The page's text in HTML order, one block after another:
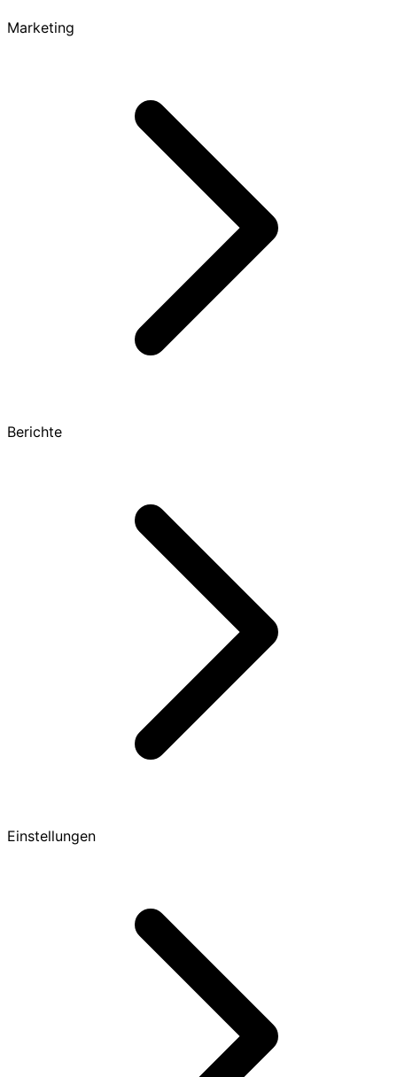
Marketing
Berichte
Einstellungen